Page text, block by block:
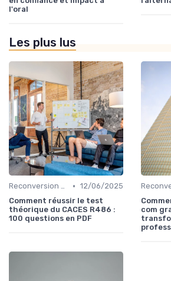
l'oral
Les plus lus
Reconversion et Montée en Compétences • 12/06/2025
Comment réussir le test
théorique du CACES R486 :
100 questions en PDF
com